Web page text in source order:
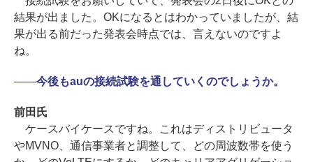
結果が出ました。OKになるとはわかっていましたが、結
果が出る前だった発表会時点では、言えないのですよ
ね。
――今後もauの接続試験を通していくのでしょうか。
前田氏
ケースバイケースですね。これはディストリビュータ
やMVNO、通信事業者と調整して、どの周波数帯を使う